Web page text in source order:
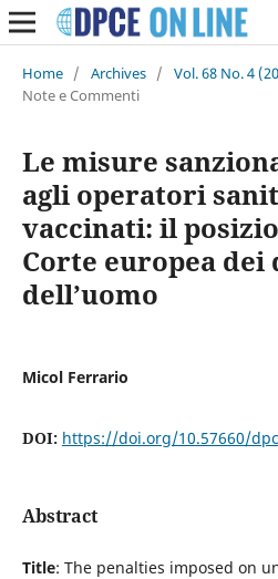
Home / Archives / Vol. 68 No. 4
Note e Commenti
Le misure
agli operatori
vaccinati: il
Corte europea
dell’uomo
Micol Ferrario
DOI: https://doi.org/10.57660/
Abstract
Title: The penalties imposed on